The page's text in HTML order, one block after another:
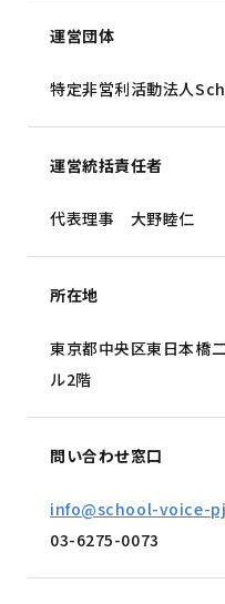
運営団体
特定非営利活動法人
運営統括責任者
代表理事 大野睦仁
所在地
東京都中央区東日本橋
ル2階
問い合わせ窓口
info@school-voice-
03-6275-0073